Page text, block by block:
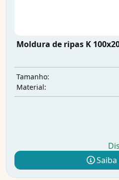
Moldura de ripas K
Tamanho:
Material:
Saiba